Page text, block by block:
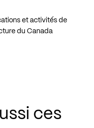
et activités de
du Canada
ces